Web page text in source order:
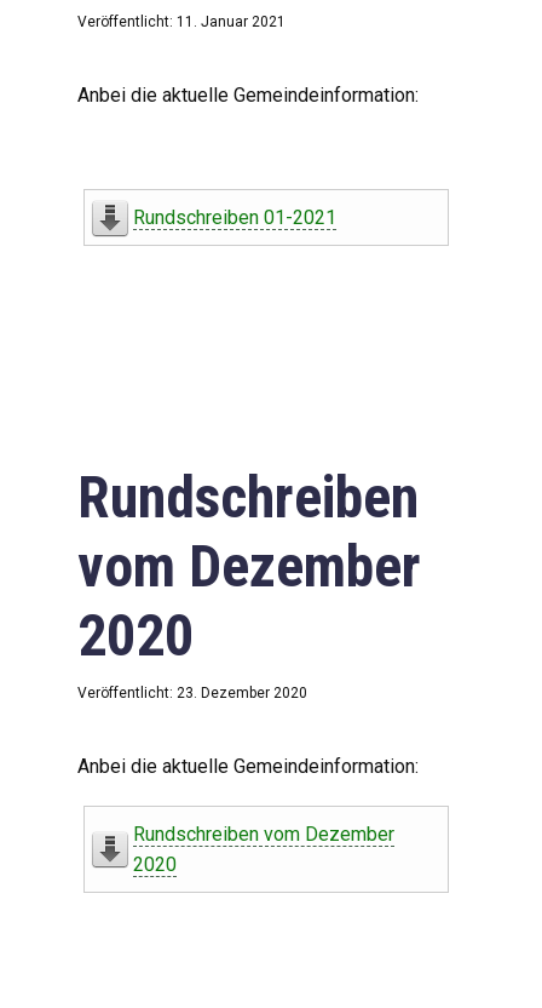
Veröffentlicht: 11. Januar 2021
Anbei die aktuelle Gemeindeinformation:
Rundschreiben 01-2021
Rundschreiben
vom Dezember
2020
Veröffentlicht: 23. Dezember 2020
Anbei die aktuelle Gemeindeinformation:
Rundschreiben vom Dezember
2020